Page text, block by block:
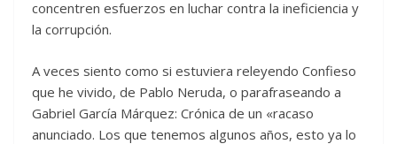
concentren esfuerzos en luchar contra la ineficiencia y
la corrupción.
A veces siento como si estuviera releyendo Confieso
que he vivido, de Pablo Neruda, o parafraseando a
Gabriel García Márquez: Crónica de un «racaso
anunciado. Los que tenemos algunos años, esto ya lo